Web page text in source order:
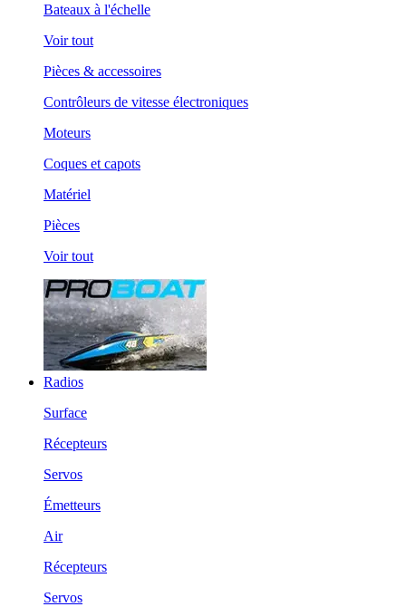
Bateaux à l'échelle
Voir tout
Pièces & accessoires
Contrôleurs de vitesse électroniques
Moteurs
Coques et capots
Matériel
Pièces
Voir tout
Radios
Surface
Récepteurs
Servos
Émetteurs
Air
Récepteurs
Servos